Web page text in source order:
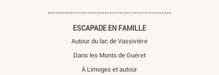
ESCAPADE EN FAMILLE
Autour du lac de Vassivière
Dans les Monts de Guéret
À Limoges et autour